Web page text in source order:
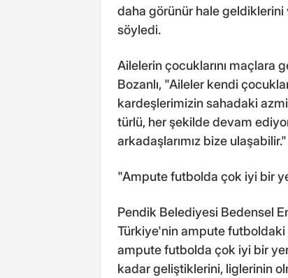
daha görünür hale geldiklerini
söyledi.
Ailelerin çocuklarını
Bozanlı, "Aileler kendi
kardeşlerimizin sahadaki
türlü, her şekilde devam
arkadaşlarımız bize
"Ampute futbolda çok iyi bir
Pendik Belediyesi Bedensel
Türkiye'nin ampute
ampute futbolda çok iyi bir
kadar geliştiklerini, liglerinin